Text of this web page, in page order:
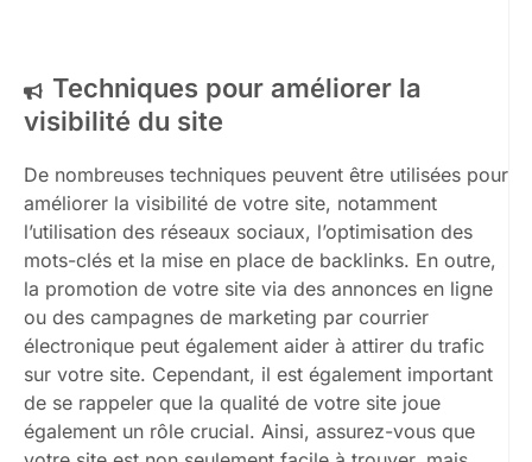
Techniques pour améliorer la
visibilité du site
De nombreuses techniques peuvent être utilisées pour
améliorer la visibilité de votre site, notamment
l’utilisation des réseaux sociaux, l’optimisation des
mots-clés et la mise en place de backlinks. En outre,
la promotion de votre site via des annonces en ligne
ou des campagnes de marketing par courrier
électronique peut également aider à attirer du trafic
sur votre site. Cependant, il est également important
de se rappeler que la qualité de votre site joue
également un rôle crucial. Ainsi, assurez-vous que